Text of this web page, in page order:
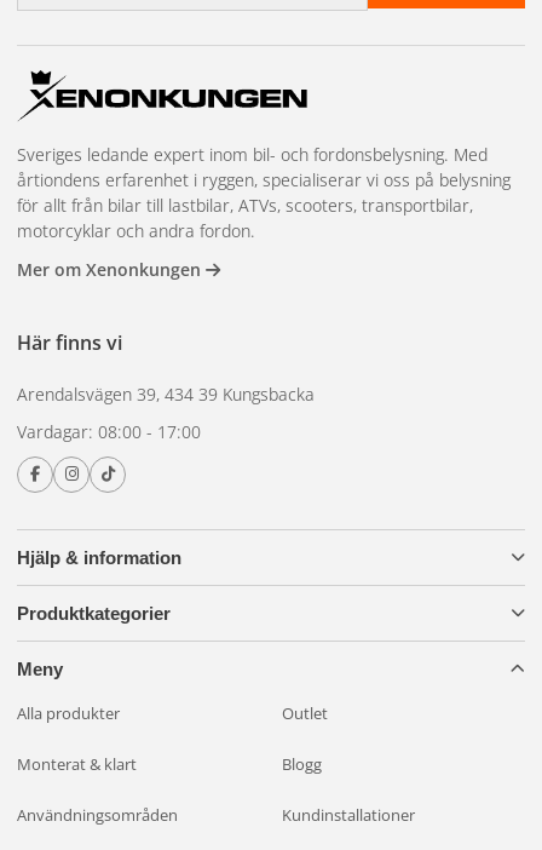
Hjälp & information
Produktkategorier
Meny
Alla produkter Outlet
Monterat & klart Blogg
Användningsområden Kundinstallationer
Sveriges ledande expert inom bil- och fordonsbelysning. Med
årtiondens erfarenhet i ryggen, specialiserar vi oss på belysning
för allt från bilar till lastbilar, ATVs, scooters, transportbilar,
motorcyklar och andra fordon.
Mer om Xenonkungen
Här finns vi
Arendalsvägen 39, 434 39 Kungsbacka
Vardagar: 08:00 - 17:00